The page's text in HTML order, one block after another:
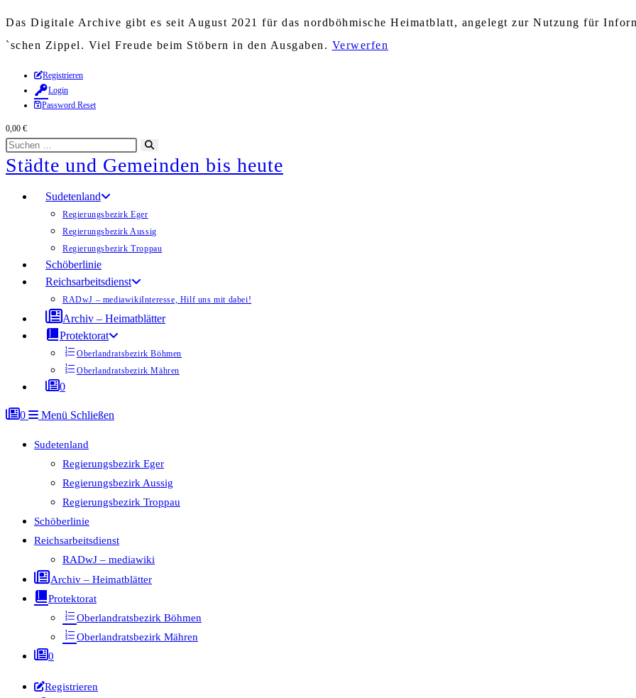
Das Digitale Archive gibt es seit August 2021 für das nordböhmische Heimatblatt, angelegt zur Nutzung für
`schen Zippel. Viel Freude beim Stöbern in den Ausgaben. Verwerfen
Zum
Inhalt
springen
Registrieren
Login
Password Reset
0,00 €
Diese
Website
durchsuchen
starten
Städte und Gemeinden bis heute
Sudetenland
Regierungsbezirk Eger
Regierungsbezirk Aussig
Regierungsbezirk Troppau
Schöberlinie
Reichsarbeitsdienst
RADwJ – mediawikiInteresse, Hilf uns mit dabei!
Archiv – Heimatblätter
Protektorat
Oberlandratsbezirk Böhmen
Oberlandratsbezirk Mähren
0
0 Menü Schließen
Sudetenland
Regierungsbezirk Eger
Regierungsbezirk Aussig
Regierungsbezirk Troppau
Schöberlinie
Reichsarbeitsdienst
RADwJ – mediawiki
Archiv – Heimatblätter
Protektorat
Oberlandratsbezirk Böhmen
Oberlandratsbezirk Mähren
0
Registrieren